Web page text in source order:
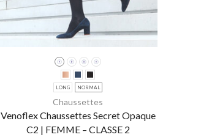
LONG NORMAL
Chaussettes
Venoflex Chaussettes Secret Opaque
C2 | FEMME – CLASSE 2